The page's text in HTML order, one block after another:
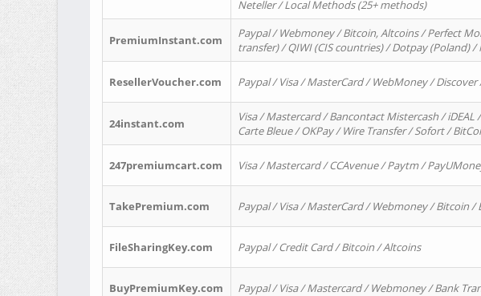
Neteller / Local Methods (25+ methods)
PremiumInstant.com
Paypal / Webmoney / Bitcoin, Altcoins / Perfect
transfer) / QIWI (CIS countries) / Dotpay (Poland)
ResellerVoucher.com Paypal / Visa / MasterCard / WebMoney /
24instant.com
Visa / Mastercard / Bancontact Mistercash /
Carte Bleue / OKPay / Wire Transfer / Sofort /
247premiumcart.com Visa / Mastercard / CCAvenue / Paytm /
TakePremium.com Paypal / Visa / MasterCard / Webmoney / Bitcoin /
FileSharingKey.com Paypal / Credit Card / Bitcoin / Altcoins
BuyPremiumKey.com Paypal / Visa / Mastercard / Webmoney / Bank